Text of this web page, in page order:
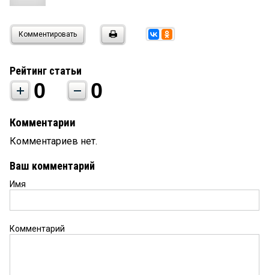
Комментировать
Рейтинг статьи
0 0
Комментарии
Комментариев нет.
Ваш комментарий
Имя
Комментарий